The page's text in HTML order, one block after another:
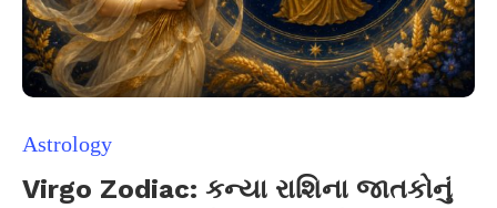
Astrology
Virgo Zodiac: કન્યા રાશિના જાતકોનું